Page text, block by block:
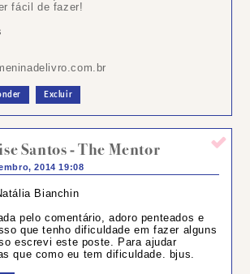
fácil de fazer!
Excluir
Santos - The Mentor
2014 19:08
Bianchin
pelo comentário, adoro penteados e
que tenho dificuldade em fazer alguns
escrevi este poste. Para ajudar
que como eu tem dificuldade. bjus.